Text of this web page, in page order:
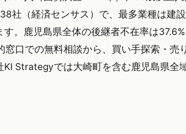
社（経済センサス）で、最多業種は建
。鹿児島県全体の後継者不在率は
口での無料相談から、買い手探索・売
KI Strategyでは大崎町を含む鹿児島県全